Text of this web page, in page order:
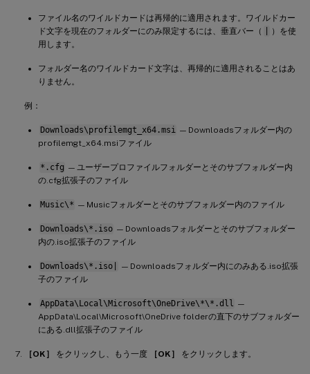
ファイル名のワイルドカードは再帰的に適用されます。ワイルドカー
ド文字を現在のフォルダーにのみ限定するには、垂直バー（
）を使
用します。
フォルダー名のワイルドカード文字は、再帰的に適用されることはあ
りません。
例：
Downloads\profilemgt_x64.msi — Downloadsフォルダー内の
profilemgt_x64.msiファイル
*.cfg — ユーザープロファイルフォルダーとそのサブフォルダー内
の.cfg拡張子のファイル
Music\* — Musicフォルダーとそのサブフォルダー内のファイル
Downloads\*.iso — Downloadsフォルダーとそのサブフォルダー
内の.iso拡張子のファイル
Downloads\*.iso|
— Downloadsフォルダー内にのみある.iso拡張
子のファイル
AppData\Local\Microsoft\OneDrive\*\*.dll
—
AppData\Local\Microsoft\OneDrive folderの直下のサブフォルダー
にある.dll拡張子のファイル
［OK］ をクリックし、もう一度 ［OK］ をクリックします。